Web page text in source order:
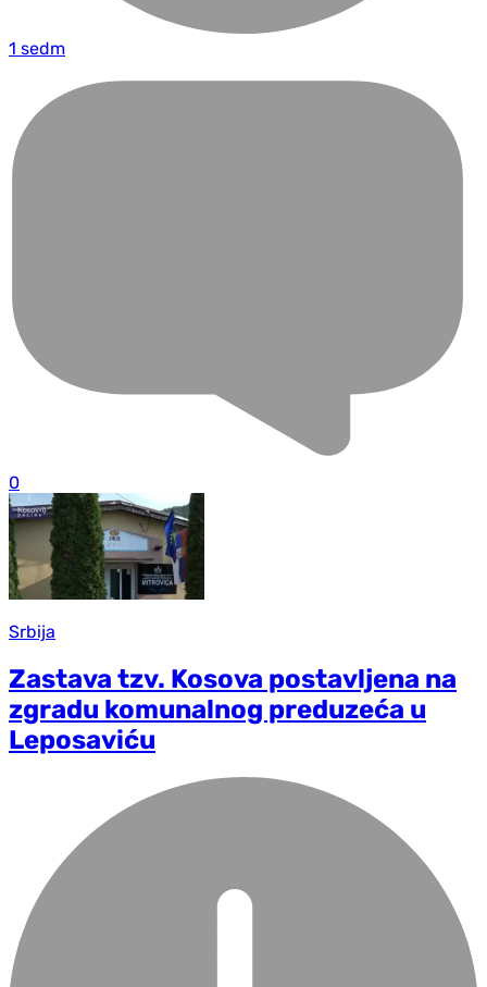
1 sedm
0
Srbija
Zastava tzv. Kosova postavljena na
zgradu komunalnog preduzeća u
Leposaviću